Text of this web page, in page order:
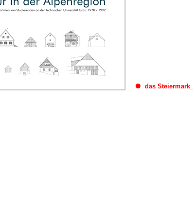
das Steiermark_